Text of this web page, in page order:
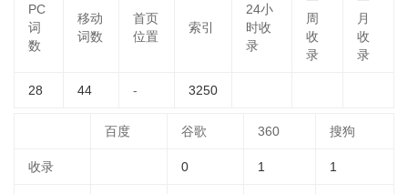
PC
词
数
移动
词数
首页
位置
索引
24小
时收
录
周
收
录
月
收
录
28 44 - 3250
百度 谷歌 360 搜狗
收录 0 1 1